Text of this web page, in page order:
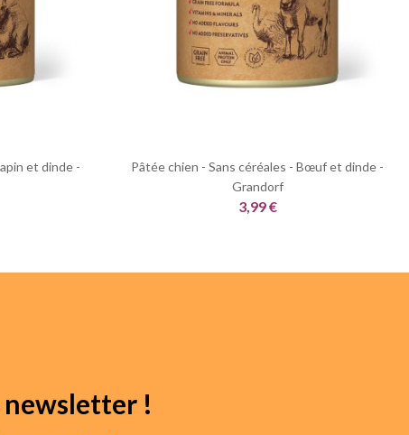
et dinde -
Pâtée chien - Sans céréales - Bœuf et dinde -
Grandorf
3,99 €
!